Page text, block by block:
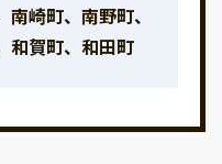
崎町、南野町、
和賀町、和田町